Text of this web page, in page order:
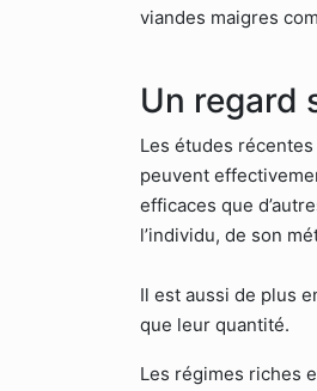
viandes maigres
Un regard
Les études
peuvent
efficaces que
l’individu, de son
Il est aussi de plus
que leur quantité.
Les régimes riches